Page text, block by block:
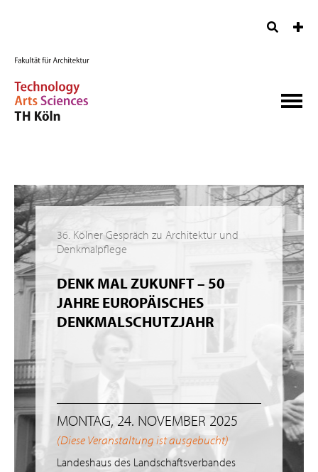
36. Kölner Gespräch zu Architektur und
Denkmalpflege
DENK MAL ZUKUNFT – 50
JAHRE EUROPÄISCHES
DENKMALSCHUTZJAHR
MONTAG, 24. NOVEMBER 2025
(Diese Veranstaltung ist ausgebucht)
Landeshaus des Landschaftsverbandes